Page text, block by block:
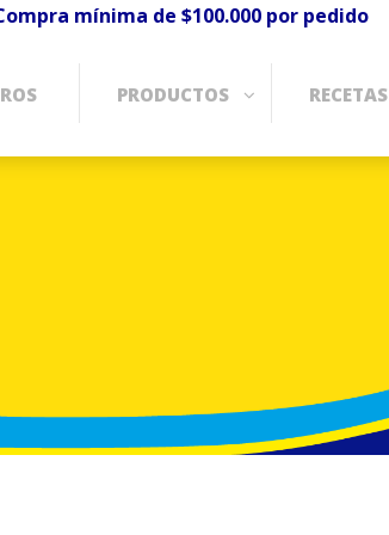
mínima de $100.000 por pedido
PRODUCTOS RECETAS